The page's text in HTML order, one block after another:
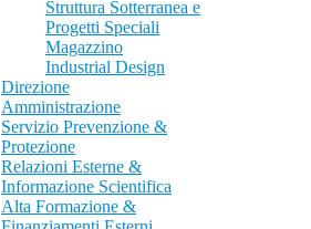
Struttura Sotterranea e
Progetti Speciali
Magazzino
Industrial Design
Direzione
Amministrazione
Servizio Prevenzione &
Protezione
Relazioni Esterne &
Informazione Scientifica
Alta Formazione &